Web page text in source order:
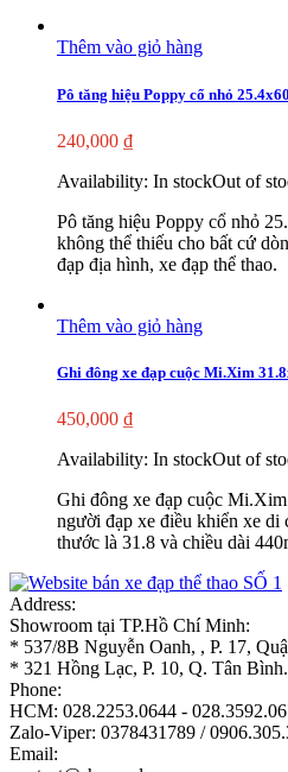
Thêm vào giỏ hàng
Pô tăng hiệu Poppy cổ nhỏ
240,000 ₫
Availability: In stockOut of
Pô tăng hiệu Poppy cổ nhỏ
không thể thiếu cho bất cứ
đạp địa hình, xe đạp thể thao.
Thêm vào giỏ hàng
Ghi đông xe đạp cuộc Mi.Xim
450,000 ₫
Availability: In stockOut of
Ghi đông xe đạp cuộc
người đạp xe điều khiển xe di
thước là 31.8 và chiều dài
Address:
Showroom tại TP.Hồ Chí Minh:
* 537/8B Nguyễn Oanh, , P. 17,
* 321 Hồng Lạc, P. 10, Q. Tân Bình.
Phone:
HCM: 028.2253.0644 -
Zalo-Viper: 0378431789 /
Email: